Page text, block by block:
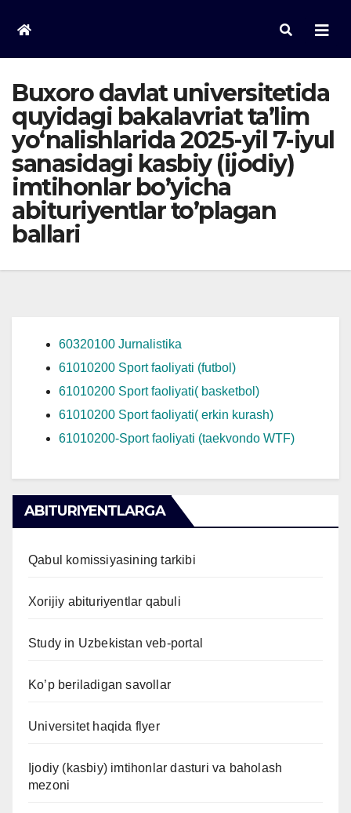
content
Buxoro davlat universitetida
quyidagi bakalavriat ta’lim
yo‘nalishlarida 2025-yil 7-iyul
sanasidagi kasbiy (ijodiy)
imtihonlar bo’yicha
abituriyentlar to’plagan
ballari
60320100 Jurnalistika
61010200 Sport faoliyati (futbol)
61010200 Sport faoliyati( basketbol)
61010200 Sport faoliyati( erkin kurash)
61010200-Sport faoliyati (taekvondo WTF)
ABITURIYENTLARGA
Qabul komissiyasining tarkibi
Xorijiy abituriyentlar qabuli
Study in Uzbekistan veb-portal
Ko’p beriladigan savollar
Universitet haqida flyer
Ijodiy (kasbiy) imtihonlar dasturi va baholash
mezoni